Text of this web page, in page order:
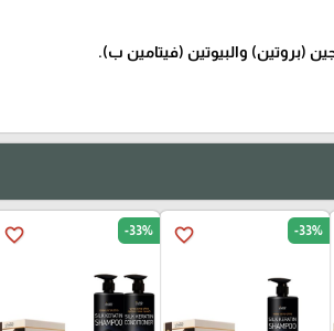
(بروتين) والبيوتين (فيتامين ب).
favorite_border -33%
favorite_border -33%